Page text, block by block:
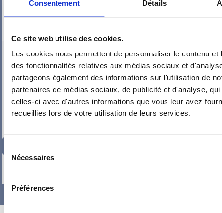
Consentement Détails
Ce site web utilise des cookies.
Les cookies nous permettent de personnaliser le contenu et
des fonctionnalités relatives aux médias sociaux et
partageons également des informations sur l'utilisation de
partenaires de médias sociaux, de publicité et d'analyse,
celles-ci avec d'autres informations que vous leur avez
recueillies lors de votre utilisation de leurs services.
Nécessaires
Préférences
PIEUVRE PRO-FIL PERSONNALISÉE : CHAMBRE IDAN